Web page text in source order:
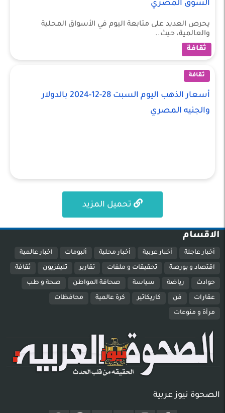
السوق المصري
يحرص العديد على متابعة اليوم في الأسواق المحلية
والعالمية، حيث..
ثقافة
ثقافة
أسعار الذهب اليوم السبت 28-12-2024 بالدولار
والجنيه المصري
تحميل المزيد
الاقسام
أخبار عاجلة أخبار عربية أخبار محلية ألبومات اخبار عالمية
اقتصاد و بورصة تحقيقات و ملفات تقارير تليفزيون ثقافة
حوادث رياضة سياسة صحافة المواطن صحة و طب
عقارات فن كاريكاتير كرة عالمية محافظات
مرأة و منوعات
الصحوة نيوز عربية